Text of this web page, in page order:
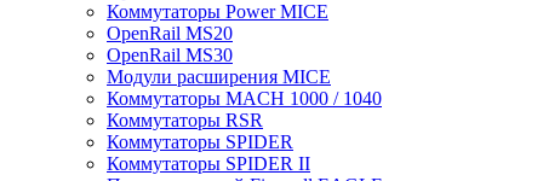
Коммутаторы Power MICE
OpenRail MS20
OpenRail MS30
Модули расширения MICE
Коммутаторы MACH 1000 / 1040
Коммутаторы RSR
Коммутаторы SPIDER
Коммутаторы SPIDER II